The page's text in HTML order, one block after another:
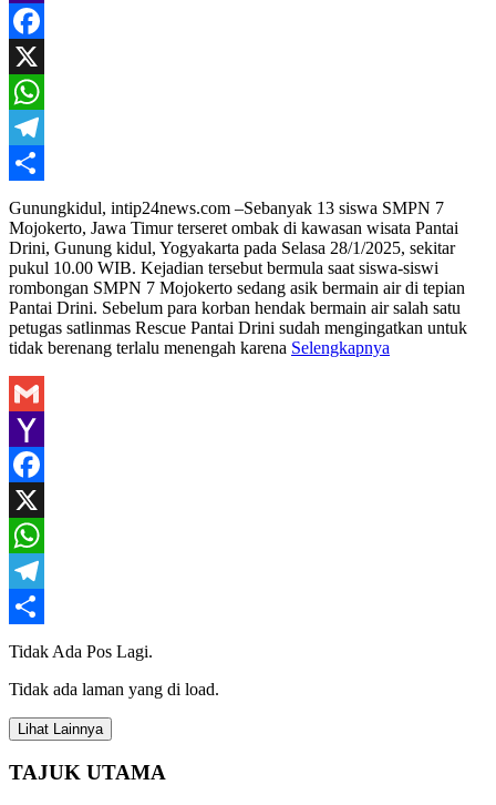
Yahoo
Mail
Facebook
X
WhatsApp
Telegram
Share
Gunungkidul, intip24news.com –Sebanyak 13 siswa SMPN 7
Mojokerto, Jawa Timur terseret ombak di kawasan wisata Pantai
Drini, Gunung kidul, Yogyakarta pada Selasa 28/1/2025, sekitar
pukul 10.00 WIB. Kejadian tersebut bermula saat siswa-siswi
rombongan SMPN 7 Mojokerto sedang asik bermain air di tepian
Pantai Drini. Sebelum para korban hendak bermain air salah satu
petugas satlinmas Rescue Pantai Drini sudah mengingatkan untuk
tidak berenang terlalu menengah karena Selengkapnya
Gmail
Yahoo
Mail
Facebook
X
WhatsApp
Telegram
Share
Tidak Ada Pos Lagi.
Tidak ada laman yang di load.
Lihat Lainnya
TAJUK UTAMA